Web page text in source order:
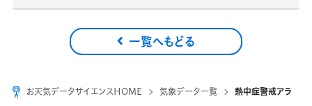
一覧へもどる
お天気データサイエンスHOME 気象データ一覧
熱中症警戒アラ